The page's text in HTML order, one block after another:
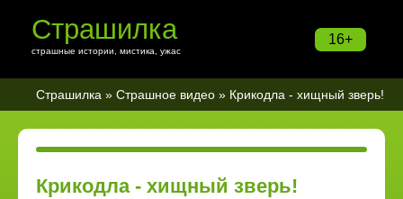
16+
Страшилка
страшные истории, мистика, ужас
Страшилка » Страшное видео » Крикодла - хищный зверь!
Крикодла - хищный зверь!